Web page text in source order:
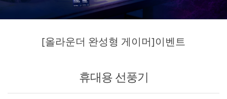
[올라운더 완성형 게이머]이벤트
휴대용 선풍기